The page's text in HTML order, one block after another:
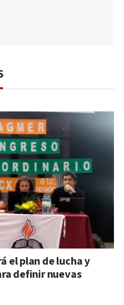
el plan de lucha y
definir nuevas